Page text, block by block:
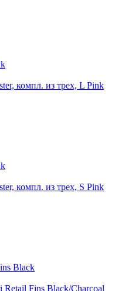
компл. из трех, L Pink
компл. из трех, S Pink
Fins Black/Charcoal